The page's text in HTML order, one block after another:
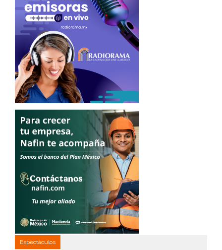
Espectáculos